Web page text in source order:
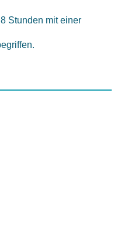
Stunden mit einer